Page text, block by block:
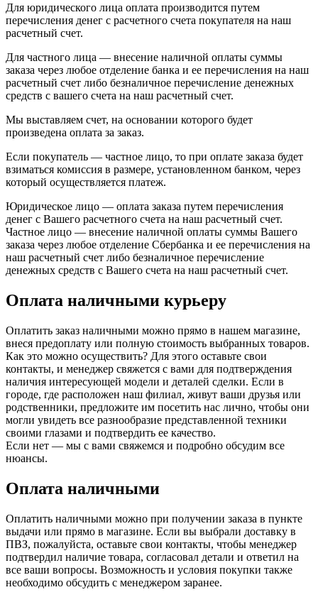
Для юридического лица оплата производится путем
перечисления денег с расчетного счета покупателя на наш
расчетный счет.
Для частного лица — внесение наличной оплаты суммы
заказа через любое отделение банка и ее перечисления на наш
расчетный счет либо безналичное перечисление денежных
средств с вашего счета на наш расчетный счет.
Мы выставляем счет, на основании которого будет
произведена оплата за заказ.
Если покупатель — частное лицо, то при оплате заказа будет
взиматься комиссия в размере, установленном банком, через
который осуществляется платеж.
Юридическое лицо — оплата заказа путем перечисления
денег с Вашего расчетного счета на наш расчетный счет.
Частное лицо — внесение наличной оплаты суммы Вашего
заказа через любое отделение Сбербанка и ее перечисления на
наш расчетный счет либо безналичное перечисление
денежных средств с Вашего счета на наш расчетный счет.
Оплата наличными курьеру
Оплатить заказ наличными можно прямо в нашем магазине,
внеся предоплату или полную стоимость выбранных товаров.
Как это можно осуществить? Для этого оставьте свои
контакты, и менеджер свяжется с вами для подтверждения
наличия интересующей модели и деталей сделки. Если в
городе, где расположен наш филиал, живут ваши друзья или
родственники, предложите им посетить нас лично, чтобы они
могли увидеть все разнообразие представленной техники
своими глазами и подтвердить ее качество.
Если нет — мы с вами свяжемся и подробно обсудим все
нюансы.
Оплата наличными
Оплатить наличными можно при получении заказа в пункте
выдачи или прямо в магазине. Если вы выбрали доставку в
ПВЗ, пожалуйста, оставьте свои контакты, чтобы менеджер
подтвердил наличие товара, согласовал детали и ответил на
все ваши вопросы. Возможность и условия покупки также
необходимо обсудить с менеджером заранее.